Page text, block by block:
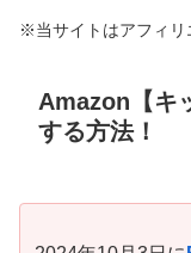
※当サイトはアフィリ
Amazon【キ
する方法！